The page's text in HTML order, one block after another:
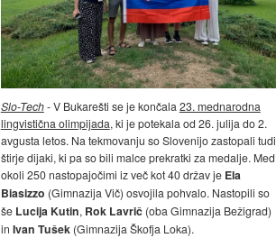
Slo-Tech- V Bukarešti se je končala 23. mednarodna
lingvistična olimpijada, ki je potekala od 26. julija do 2.
avgusta letos. Na tekmovanju so Slovenijo zastopali tudi
štirje dijaki, ki pa so bili malce prekratki za medalje. Med
okoli 250 nastopajočimi iz več kot 40 držav je Ela
Biasizzo (Gimnazija Vič) osvojila pohvalo. Nastopili so
še Lucija Kutin, Rok Lavrič(oba Gimnazija Bežigrad)
in Ivan Tušek(Gimnazija Škofja Loka).